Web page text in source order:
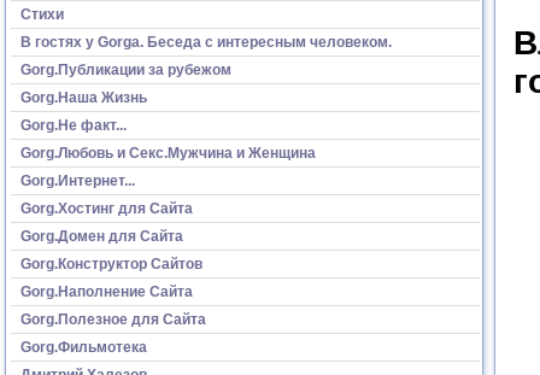
Стихи
В гостях у Gorga. Беседа с интересным человеком.
Gorg.Публикации за рубежом
Gorg.Наша Жизнь
Gorg.Не факт...
Gorg.Любовь и Секс.Мужчина и Женщина
Gorg.Интернет...
Gorg.Хостинг для Сайта
Gorg.Домен для Сайта
Gorg.Конструктор Сайтов
Gorg.Наполнение Сайта
Gorg.Полезное для Сайта
Gorg.Фильмотека